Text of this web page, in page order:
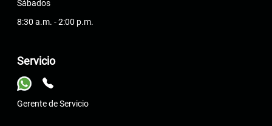
Sábados
8:30 a.m. - 2:00 p.m.
Servicio
Gerente de Servicio